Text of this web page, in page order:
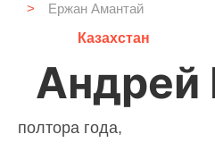
>
Ержан Амантай
Казахстан
Андрей
полтора года,